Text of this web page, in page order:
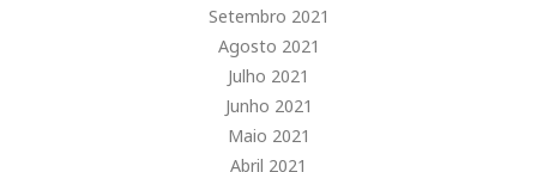
Setembro 2021
Agosto 2021
Julho 2021
Junho 2021
Maio 2021
Abril 2021